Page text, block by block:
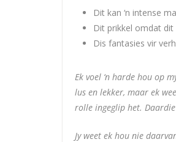
Dit kan ‘n intense
Dit prikkel omdat dit
Dis fantasies vir
Ek voel ‘n harde hou op
lus en lekker, maar ek
rolle ingeglip het.
Jy weet ek hou nie